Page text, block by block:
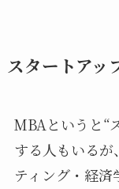
スタートアッ
MBAというと“
する人もいる
ティング・経